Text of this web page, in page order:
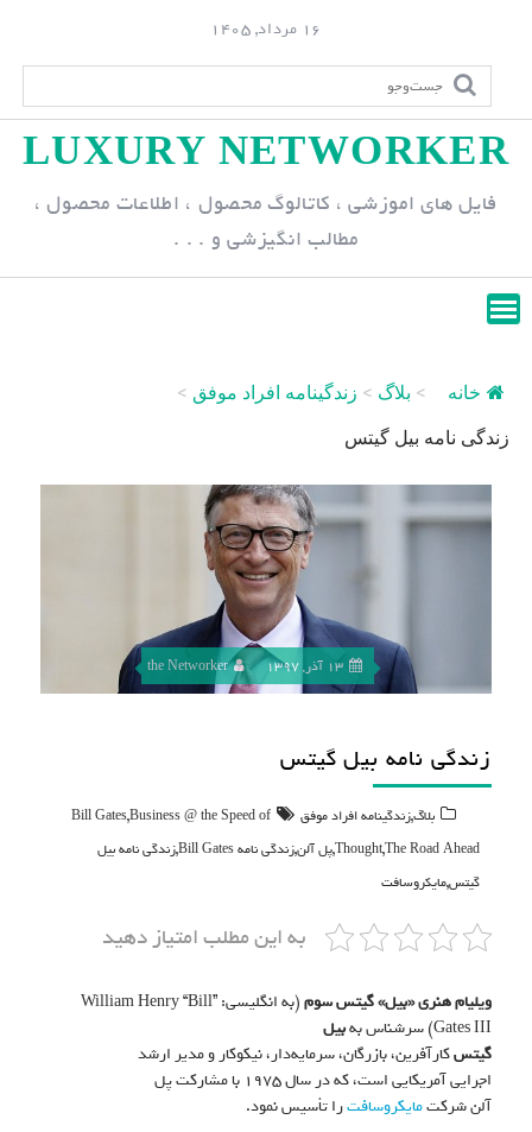
p
n
16 مرداد, 1405
LUXURY NETWORKER
فایل های اموزشی ، کاتالوگ محصول ، اطلاعات محصول ،
مطالب انگیزشی و . . .
خانه > بلاگ > زندگینامه افراد موفق >
زندگی نامه بیل گیتس
13 آذر, 1397 the Networker
زندگی نامه بیل گیتس
بلاگ,زندگینامه افراد موفق Bill Gates,Business @ the Speed of
Thought,The Road Ahead
,پل آلن,زندگی نامه Bill Gates ,زندگی نامه بیل
گیتس,مایکروسافت
به این مطلب امتیاز دهید
ویلیام هنری «بیل» گیتس سوم(به انگلیسی:William Henry “Bill”
Gates III) سرشناس بهبیل
گیتسکارآفرین، بازرگان، سرمایه‌دار، نیکوکار و مدیر ارشد
اجرایی آمریکایی است، که در سال ۱۹۷۵ با مشارکت پل
آلن شرکتمایکروسافترا تأسیس نمود.